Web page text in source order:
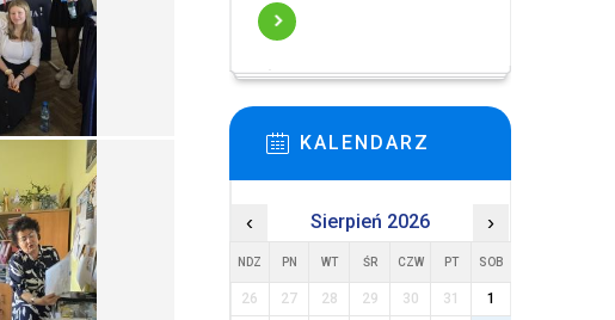
KALENDARZ
‹ Sierpień 2026 ›
NDZ PN WT ŚR CZW PT SOB
26 27 28 29 30 31
1